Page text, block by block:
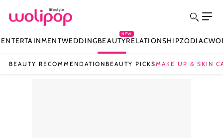
ENTERTAINMENTWEDDINGBEAUTY
NEW
RELATIONSHIPZODIAC
BEAUTY RECOMMENDATION BEAUTY PICKSMAKE UP & SKIN